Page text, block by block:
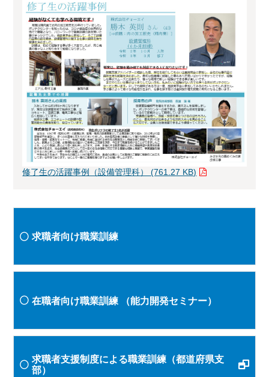
修了生の活躍事例（設備管理科） (761.27 KB)
求職者向け職業訓練
在職者向け職業訓練 （能力開発セミナー）
求職者支援制度による職業訓練（都道府県支
部）